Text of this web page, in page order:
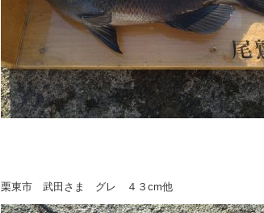
栗東市 武田さま グレ ４３cm他